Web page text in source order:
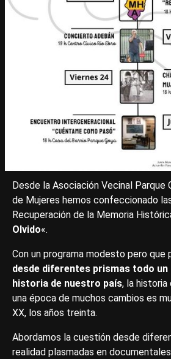
Desde la Asociación Vecinal Parque
de Mujeres hemos confeccionado
Recuperación de la Memoria
Olvido«.
Con un programa modesto pero que
desde diferentes prismas todo un
historia de nuestro país, la historia
una época de muchos cambios es
XX, los años treinta.
Abordamos la cuestión desde
realidad plasmadas en